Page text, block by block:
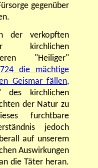
gegenüber
der verkopften
kirchlichen
"Heiliger"
die mächtige
Geismar fällen,
des kirchlichen
der Natur zu
furchtbare
jedoch
auf unserem
Auswirkungen
die Täter heran.